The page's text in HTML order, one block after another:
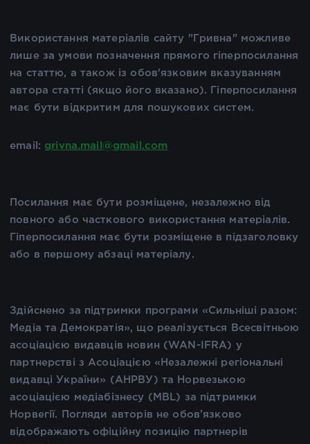
Використання матеріалів сайту "Гривна" можливе
лише за умови позначення прямого гіперпосилання
на статтю, а також із обов'язковим вказуванням
автора статті (якщо його вказано). Гіперпосилання
має бути відкритим для пошукових систем.
email: grivna.mail@gmail.com
Посилання має бути розміщене, незалежно від
повного або часткового використання матеріалів.
Гіперпосилання має бути розміщене в підзаголовку
або в першому абзаці матеріалу.
Здійснено за підтримки програми «Сильніші разом:
Медіа та Демократія», що реалізується Всесвітньою
асоціацією видавців новин (WAN-IFRA) у
партнерстві з Асоціацією «Незалежні регіональні
видавці України» (АНРВУ) та Норвезькою
асоціацією медіабізнесу (MBL) за підтримки
Норвегії. Погляди авторів не обов’язково
відображають офіційну позицію партнерів